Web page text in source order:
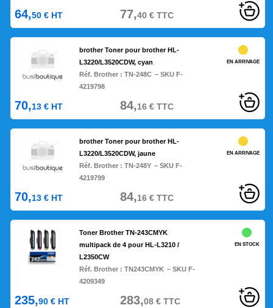
64,50 € HT 77,40€TTC
brother Toner pour brother HL-
L3220/L3520CDW, cyan
Réf. Brother :TN-248C – SKU F-
4219798
EN ARRIVAGE
70,13 € HT 84,16€TTC
brother Toner pour brother HL-
L3220/L3520CDW, jaune
Réf. Brother :TN-248Y – SKU F-
4219799
EN ARRIVAGE
70,13 € HT 84,16€TTC
Toner Brother TN-243CMYK
multipack de 4 pour HL-L3210 /
L2350CW
Réf. Brother :TN243CMYK – SKU F-
4209349
EN STOCK
235,90 € HT 283,08€TTC